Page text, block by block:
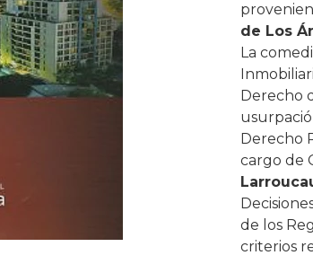
de Los
La
Derecho
Derecho
cargo de
de los
criterios